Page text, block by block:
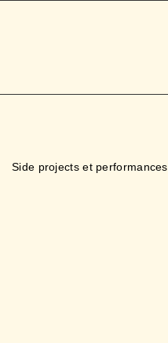
Side projects et performances